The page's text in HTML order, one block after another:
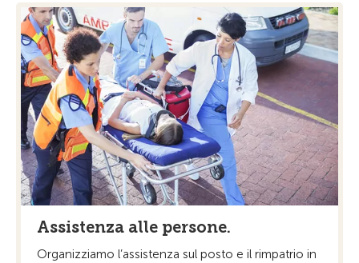
Assistenza alle persone.
Organizziamo l’assistenza sul posto e il rimpatrio in